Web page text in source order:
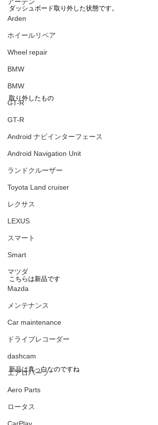
アーデン
Arden
ホイールリペア
Wheel repair
BMW
BMW
GT-R
GT-R
Android ナビインターフェース
Android Navigation Unit
ランドクルーザー
Toyota Land cruiser
レクサス
LEXUS
スマート
Smart
マツダ
Mazda
メンテナンス
Car maintenance
ドライブレコーダー
dashcam
エアロパーツ
Aero Parts
ロータス
ダッシュボード取り外した状態です。
取り外したもの
こちらは新品です
新品は真っ白なのですね